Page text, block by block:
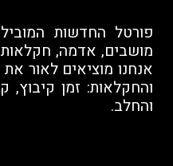
פורטל החדשות
מושבים, אדמה,
אנחנו מוציאים לאור את
והחקלאות: זמן קיבוץ,
והחלב.